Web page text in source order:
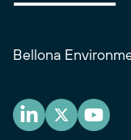
Bellona